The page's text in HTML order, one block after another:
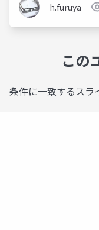
h.furuya
この
条件に一致するスラ